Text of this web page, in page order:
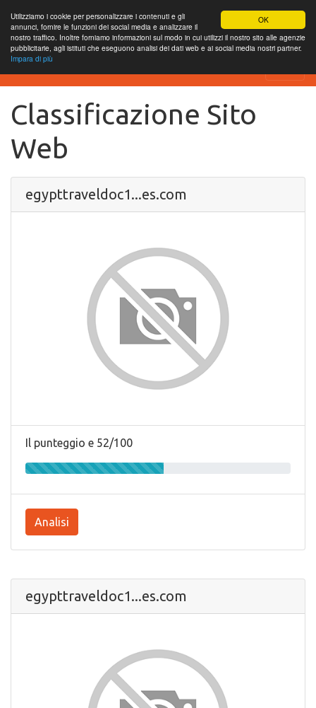
OK
Utilizziamo i cookie per personalizzare i contenuti e gli
annunci, fornire le funzioni dei social media e analizzare il
nostro traffico. Inoltre forniamo informazioni sul modo in cui utilizzi il nostro sito alle agenzie
pubblicitarie, agli istituti che eseguono analisi dei dati web e ai social media nostri partner.
Impara di più
SEO Analytics
Classificazione Sito
Web
egypttraveldoc1...es.com
Il punteggio e 52/100
Analisi
egypttraveldoc1...es.com